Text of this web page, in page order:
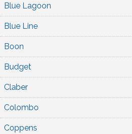
Blue Lagoon
Blue Line
Boon
Budget
Claber
Colombo
Coppens